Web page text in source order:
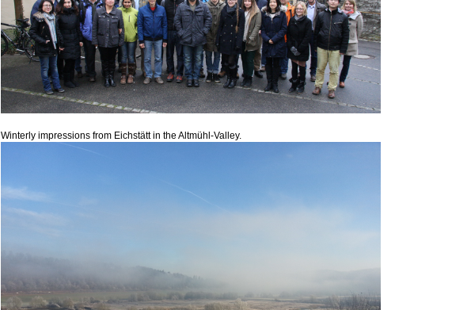
Winterly impressions from Eichstätt in the Altmühl-Valley.